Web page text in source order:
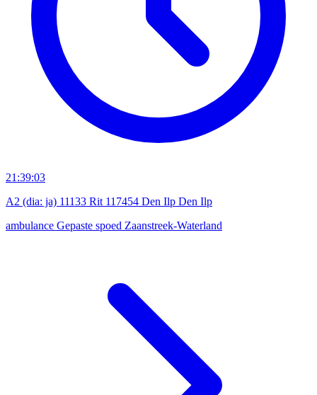
21:39:03
A2 (dia: ja) 11133 Rit 117454 Den Ilp Den Ilp
ambulance Gepaste spoed Zaanstreek-Waterland